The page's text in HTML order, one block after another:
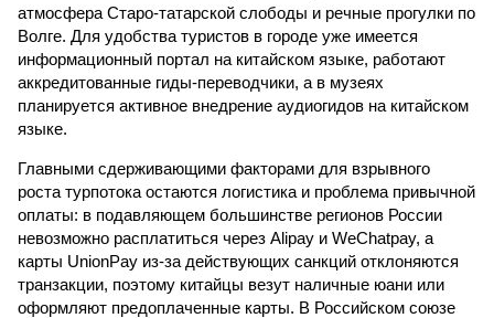
атмосфера Старо-татарской слободы и речные прогулки по
Волге. Для удобства туристов в городе уже имеется
информационный портал на китайском языке, работают
аккредитованные гиды-переводчики, а в музеях
планируется активное внедрение аудиогидов на китайском
языке.
Главными сдерживающими факторами для взрывного
роста турпотока остаются логистика и проблема привычной
оплаты: в подавляющем большинстве регионов России
невозможно расплатиться через Alipay и WeChatpay, а
карты UnionPay из-за действующих санкций отклоняются
транзакции, поэтому китайцы везут наличные юани или
оформляют предоплаченные карты. В Российском союзе